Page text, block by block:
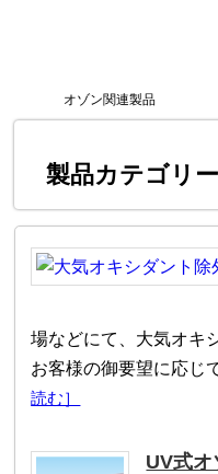
オゾン関連製品
製品カテゴリ
場などにて、大気オキ
お客様の御要望に応じ
読む］
UV式